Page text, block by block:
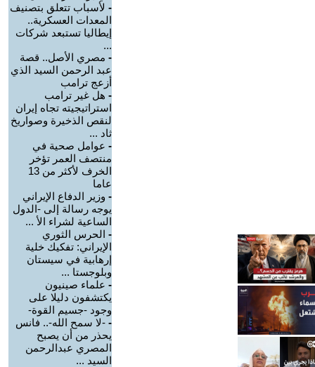
- لأسباب تتعلق بتصنيف
المعدات العسكرية..
إيطاليا تستبعد شركات
...
- مصري الأصل.. قصة
عبد الرحمن السيد الذي
أزعج ترامب
- هل غير ترامب
استراتيجيته تجاه إيران
لنقص الذخيرة وصواريخ
ثاد ...
- عوامل صحية في
منتصف العمر تؤخر
الخرف لأكثر من 13
عاما
- وزير الدفاع الإيراني
يوجه رسالة إلى -الدول
الساعية لشراء الأ ...
- الحرس الثوري
الإيراني: تفكيك خلية
إرهابية في سيستان
وبلوجستا ...
- علماء صينيون
يكتشفون دليلا على
وجود -جسيم القوة-
- -لا سمح الله-.. فانس
يحذر من أن يصبح
المصري عبدالرحمن
السيد ...